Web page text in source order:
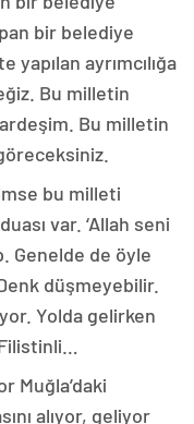
bir belediye
yapılan ayrımcılığa
Bu milletin
Bu milletin
bu milleti
var. ‘Allah seni
Genelde de öyle
düşmeyebilir.
Yolda gelirken
Muğla’daki
alıyor, geliyor